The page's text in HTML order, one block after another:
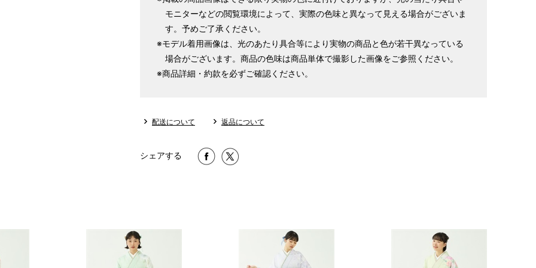
モニターなどの閲覧環境によって、実際の色味と異なって見える場合がございま
す。予めご了承ください。
※モデル着用画像は、光のあたり具合等により実物の商品と色が若干異なっている
場合がございます。商品の色味は商品単体で撮影した画像をご参照ください。
※商品詳細・約款を必ずご確認ください。
配送について 返品について
シェアする